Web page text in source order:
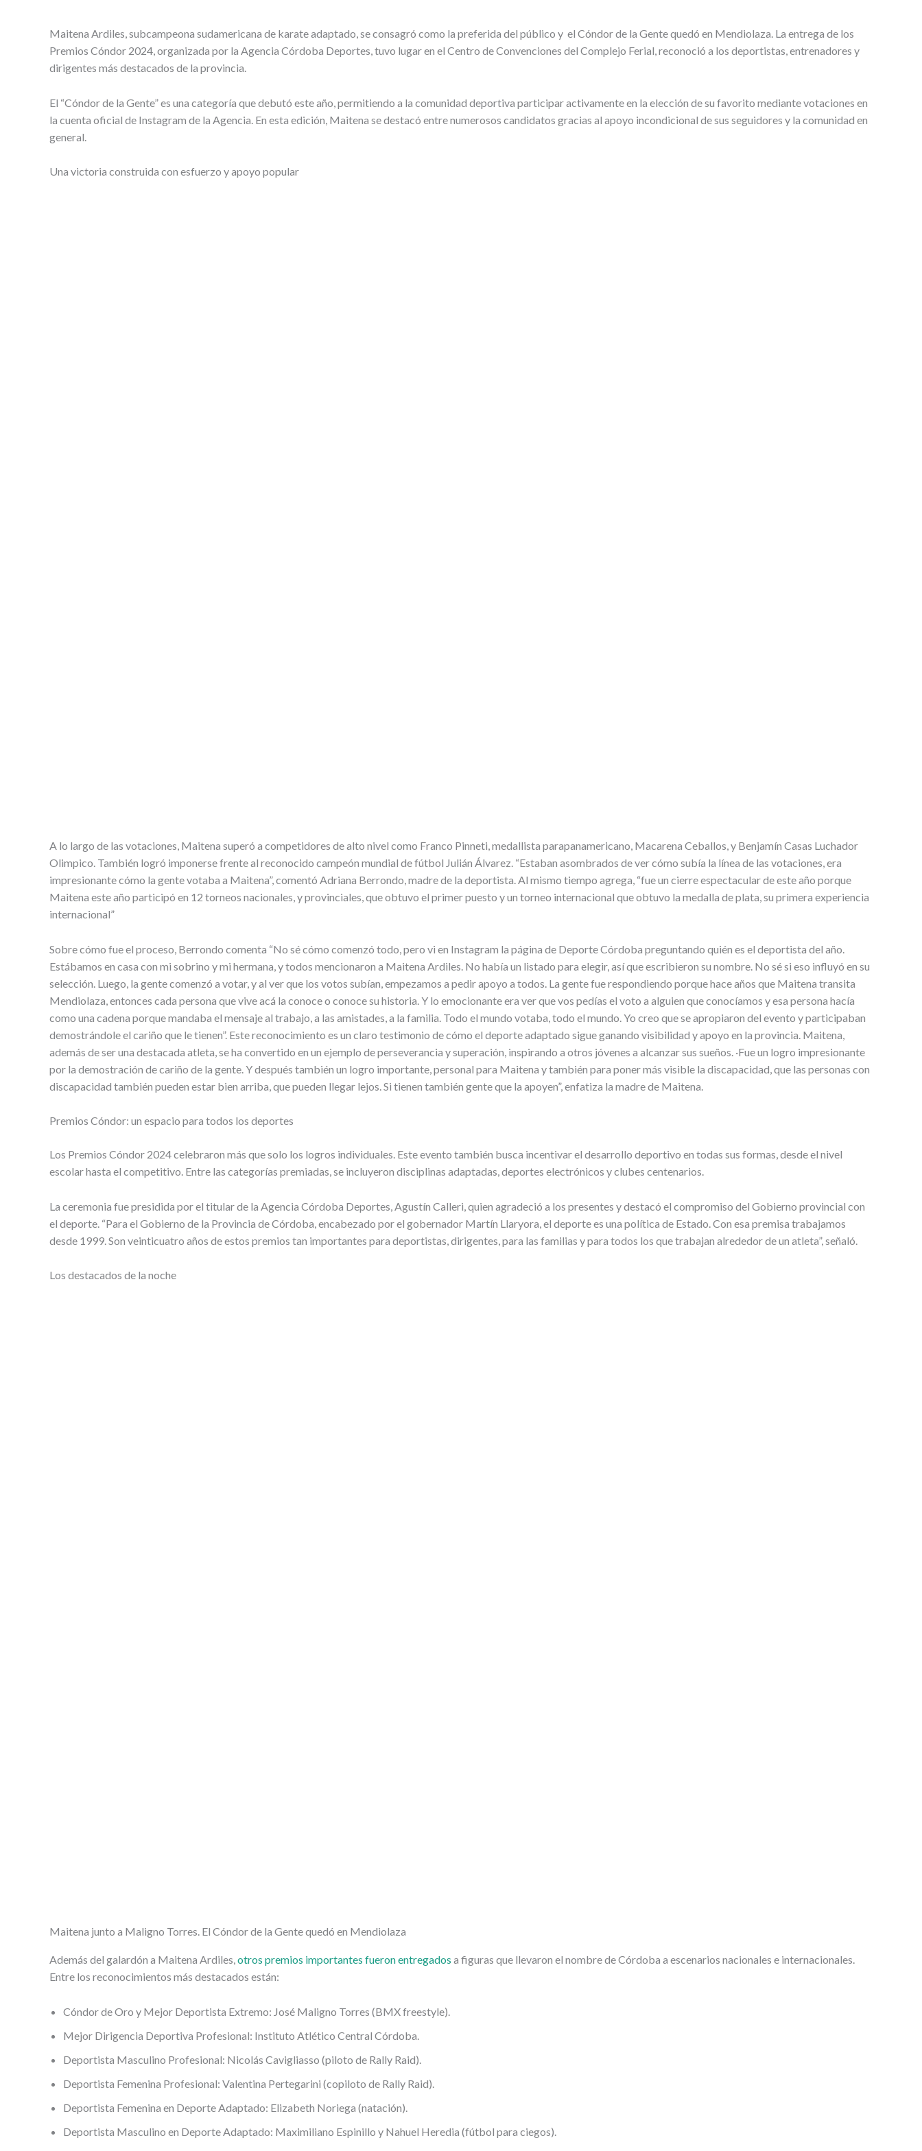
Maitena Ardiles, subcampeona sudamericana de karate adaptado, se consagró como la preferida del público y el Cóndor de la Gente quedó en Mendiolaza. La entrega de los
Premios Cóndor 2024, organizada por la Agencia Córdoba Deportes, tuvo lugar en el Centro de Convenciones del Complejo Ferial, reconoció a los deportistas, entrenadores y
dirigentes más destacados de la provincia.
El “Cóndor de la Gente” es una categoría que debutó este año, permitiendo a la comunidad deportiva participar activamente en la elección de su favorito mediante votaciones en
la cuenta oficial de Instagram de la Agencia. En esta edición, Maitena se destacó entre numerosos candidatos gracias al apoyo incondicional de sus seguidores y la comunidad en
general.
Una victoria construida con esfuerzo y apoyo popular
A lo largo de las votaciones, Maitena superó a competidores de alto nivel como Franco Pinneti, medallista parapanamericano, Macarena Ceballos, y Benjamín Casas Luchador
Olimpico. También logró imponerse frente al reconocido campeón mundial de fútbol Julián Álvarez. “Estaban asombrados de ver cómo subía la línea de las votaciones, era
impresionante cómo la gente votaba a Maitena”, comentó Adriana Berrondo, madre de la deportista. Al mismo tiempo agrega, “fue un cierre espectacular de este año porque
Maitena este año participó en 12 torneos nacionales, y provinciales, que obtuvo el primer puesto y un torneo internacional que obtuvo la medalla de plata, su primera experiencia
internacional”
Sobre cómo fue el proceso, Berrondo comenta “No sé cómo comenzó todo, pero vi en Instagram la página de Deporte Córdoba preguntando quién es el deportista del año.
Estábamos en casa con mi sobrino y mi hermana, y todos mencionaron a Maitena Ardiles. No había un listado para elegir, así que escribieron su nombre. No sé si eso influyó en su
selección. Luego, la gente comenzó a votar, y al ver que los votos subían, empezamos a pedir apoyo a todos. La gente fue respondiendo porque hace años que Maitena transita
Mendiolaza, entonces cada persona que vive acá la conoce o conoce su historia. Y lo emocionante era ver que vos pedías el voto a alguien que conocíamos y esa persona hacía
como una cadena porque mandaba el mensaje al trabajo, a las amistades, a la familia. Todo el mundo votaba, todo el mundo. Yo creo que se apropiaron del evento y participaban
demostrándole el cariño que le tienen”. Este reconocimiento es un claro testimonio de cómo el deporte adaptado sigue ganando visibilidad y apoyo en la provincia. Maitena,
además de ser una destacada atleta, se ha convertido en un ejemplo de perseverancia y superación, inspirando a otros jóvenes a alcanzar sus sueños. ·Fue un logro impresionante
por la demostración de cariño de la gente. Y después también un logro importante, personal para Maitena y también para poner más visible la discapacidad, que las personas con
discapacidad también pueden estar bien arriba, que pueden llegar lejos. Si tienen también gente que la apoyen”, enfatiza la madre de Maitena.
Premios Cóndor: un espacio para todos los deportes
Los Premios Cóndor 2024 celebraron más que solo los logros individuales. Este evento también busca incentivar el desarrollo deportivo en todas sus formas, desde el nivel
escolar hasta el competitivo. Entre las categorías premiadas, se incluyeron disciplinas adaptadas, deportes electrónicos y clubes centenarios.
La ceremonia fue presidida por el titular de la Agencia Córdoba Deportes, Agustín Calleri, quien agradeció a los presentes y destacó el compromiso del Gobierno provincial con
el deporte. “Para el Gobierno de la Provincia de Córdoba, encabezado por el gobernador Martín Llaryora, el deporte es una política de Estado. Con esa premisa trabajamos
desde 1999. Son veinticuatro años de estos premios tan importantes para deportistas, dirigentes, para las familias y para todos los que trabajan alrededor de un atleta”, señaló.
Los destacados de la noche
Maitena junto a Maligno Torres. El Cóndor de la Gente quedó en Mendiolaza
Además del galardón a Maitena Ardiles,otros premios importantes fueron entregados a figuras que llevaron el nombre de Córdoba a escenarios nacionales e internacionales.
Entre los reconocimientos más destacados están:
Cóndor de Oro y Mejor Deportista Extremo: José Maligno Torres (BMX freestyle).
Mejor Dirigencia Deportiva Profesional: Instituto Atlético Central Córdoba.
Deportista Masculino Profesional: Nicolás Cavigliasso (piloto de Rally Raid).
Deportista Femenina Profesional: Valentina Pertegarini (copiloto de Rally Raid).
Deportista Femenina en Deporte Adaptado: Elizabeth Noriega (natación).
Deportista Masculino en Deporte Adaptado: Maximiliano Espinillo y Nahuel Heredia (fútbol para ciegos).